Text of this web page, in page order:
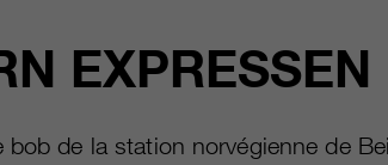
EXPRESSEN
de la station norvégienne de
fournisseur
durée 30
durée
pour